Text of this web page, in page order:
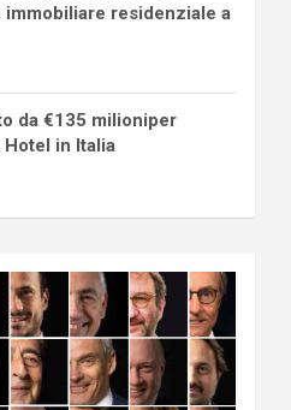
residenziale a
da €135 milioniper
in Italia